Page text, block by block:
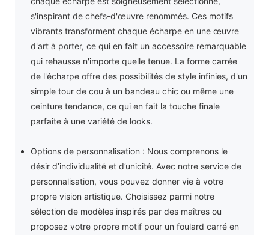
s'inspirant de chefs-d'œuvre renommés. Ces motifs
vibrants transforment chaque écharpe en une œuvre
d'art à porter, ce qui en fait un accessoire remarquable
qui rehausse n'importe quelle tenue. La forme carrée
de l'écharpe offre des possibilités de style infinies, d'un
simple tour de cou à un bandeau chic ou même une
ceinture tendance, ce qui en fait la touche finale
parfaite à une variété de looks.
Options de personnalisation : Nous comprenons le
désir d’individualité et d’unicité. Avec notre service de
personnalisation, vous pouvez donner vie à votre
propre vision artistique. Choisissez parmi notre
sélection de modèles inspirés par des maîtres ou
proposez votre propre motif pour un foulard carré en